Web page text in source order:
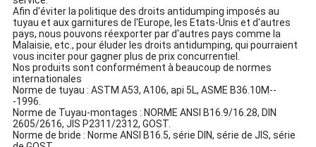
Afin d'éviter la politique des droits antidumping imposés au
tuyau et aux garnitures de l'Europe, les Etats-Unis et d'autres
pays, nous pouvons réexporter par d'autres pays comme la
Malaisie, etc., pour éluder les droits antidumping, qui pourraient
vous inciter pour gagner plus de prix concurrentiel.
Nos produits sont conformément à beaucoup de normes
internationales
Norme de tuyau : ASTM A53, A106, api 5L, ASME B36.10M--
-1996.
Norme de Tuyau-montages : NORME ANSI B16.9/16.28, DIN
2605/2616, JIS P2311/2312, GOST.
Norme de bride : Norme ANSI B16.5, série DIN, série de JIS, série